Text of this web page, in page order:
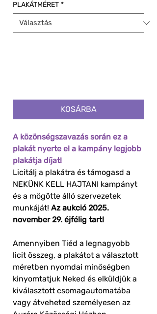
PLAKÁTMÉRET *
KOSÁRBA
A közönségszavazás során ez a
plakát nyerte el a kampány legjobb
plakátja díjat!
Licitálj a plakátra és támogasd a
NEKÜNK KELL HAJTANI kampányt
és a mögötte álló szervezetek
munkáját! Az aukció 2025.
november 29. éjfélig tart!
Amennyiben Tiéd a legnagyobb
licit összeg, a plakátot a választott
méretben nyomdai minőségben
kinyomtatjuk Neked és elküldjük a
kiválasztott csomagautomatába
vagy átveheted személyesen az